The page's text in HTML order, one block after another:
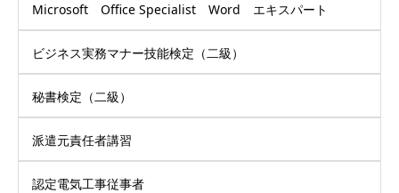
Microsoft Office Specialist Word エキスパート
ビジネス実務マナー技能検定（二級）
秘書検定（二級）
派遣元責任者講習
認定電気工事従事者